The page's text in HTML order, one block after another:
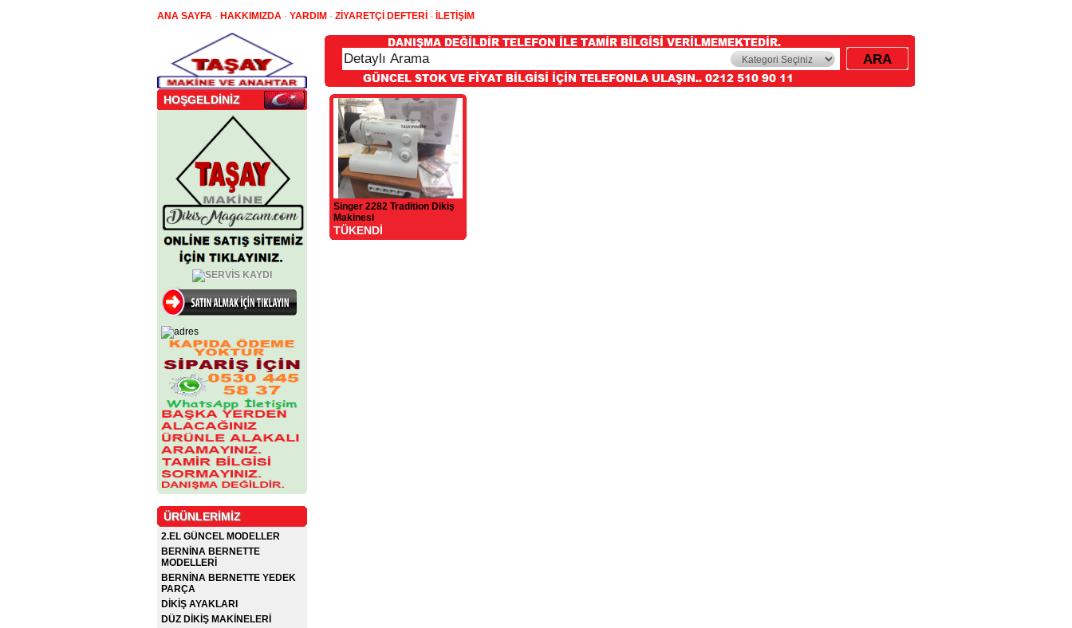
ANA SAYFA - HAKKIMIZDA - YARDIM - ZİYARETÇİ DEFTERİ - İLETİŞİM
HOŞGELDİNİZ
ÜRÜNLERİMİZ
2.EL GÜNCEL MODELLER
BERNİNA BERNETTE
MODELLERİ
BERNİNA BERNETTE YEDEK
PARÇA
DİKİŞ AYAKLARI
DÜZ DİKİŞ MAKİNELERİ
Singer 2282 Tradition Dikiş
Makinesi
TÜKENDİ